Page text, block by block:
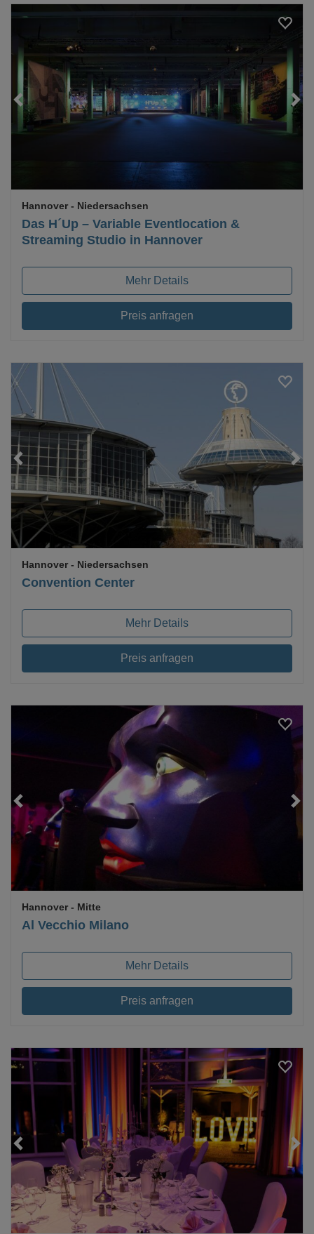
Loading...
Das H´Up – Variable Eventlocation &
Streaming Studio in Hannover
Hannover - Niedersachsen
Mehr Details
Preis anfragen
Loading...
Convention Center
Hannover - Niedersachsen
Mehr Details
Preis anfragen
Loading...
Al Vecchio Milano
Hannover - Mitte
Mehr Details
Preis anfragen
Loading...